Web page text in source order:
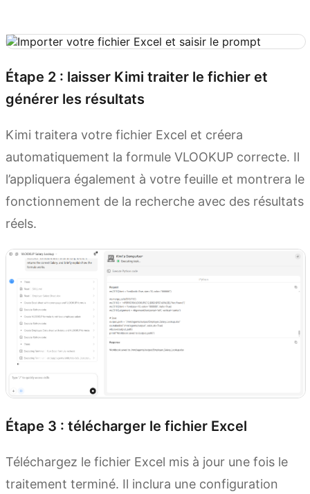
Étape 2 : laisser Kimi traiter le fichier et
générer les résultats
Kimi traitera votre fichier Excel et créera
automatiquement la formule VLOOKUP correcte. Il
l’appliquera également à votre feuille et montrera le
fonctionnement de la recherche avec des résultats
réels.
Étape 3 : télécharger le fichier Excel
Téléchargez le fichier Excel mis à jour une fois le
traitement terminé. Il inclura une configuration